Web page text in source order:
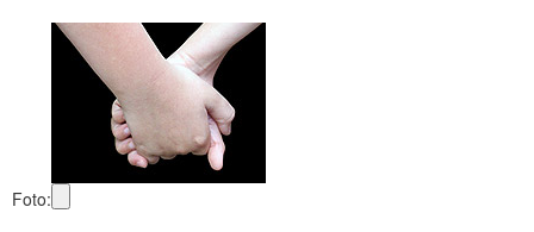
Foto: